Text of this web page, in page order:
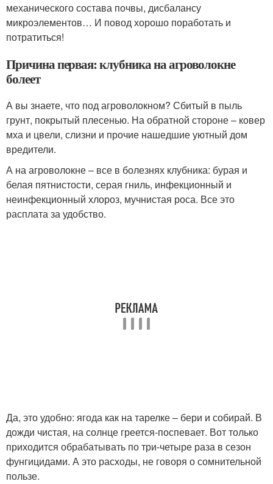
механического состава почвы, дисбалансу
микроэлементов… И повод хорошо поработать и
потратиться!
Причина первая: клубника на агроволокне
болеет
А вы знаете, что под агроволокном? Сбитый в пыль
грунт, покрытый плесенью. На обратной стороне – ковер
мха и цвели, слизни и прочие нашедшие уютный дом
вредители.
А на агроволокне – все в болезнях клубника: бурая и
белая пятнистости, серая гниль, инфекционный и
неинфекционный хлороз, мучнистая роса. Все это
расплата за удобство.
Да, это удобно: ягода как на тарелке – бери и собирай. В
дожди чистая, на солнце греется-поспевает. Вот только
приходится обрабатывать по три-четыре раза в сезон
фунгицидами. А это расходы, не говоря о сомнительной
пользе.